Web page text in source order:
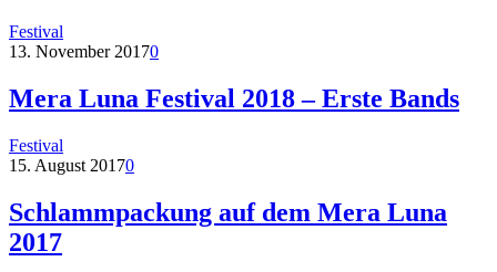
Festival
13. November 20170
Mera Luna Festival 2018 – Erste Bands
Festival
15. August 20170
Schlammpackung auf dem Mera Luna
2017